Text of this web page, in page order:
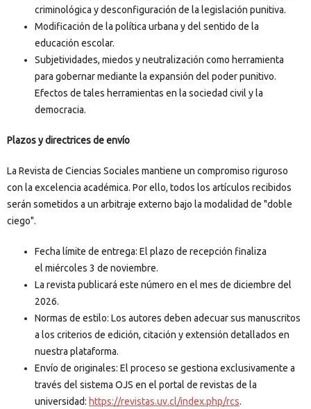
criminológica y desconfiguración de la legislación punitiva.
Modificación de la política urbana y del sentido de la
educación escolar.
Subjetividades, miedos y neutralización como herramienta
para gobernar mediante la expansión del poder punitivo.
Efectos de tales herramientas en la sociedad civil y la
democracia.
Plazos y directrices de envío
La Revista de Ciencias Sociales mantiene un compromiso riguroso
con la excelencia académica. Por ello, todos los artículos recibidos
serán sometidos a un arbitraje externo bajo la modalidad de "doble
ciego".
Fecha límite de entrega: El plazo de recepción finaliza
el miércoles 3 de noviembre.
La revista publicará este número en el mes de diciembre del
2026.
Normas de estilo: Los autores deben adecuar sus manuscritos
a los criterios de edición, citación y extensión detallados en
nuestra plataforma.
Envío de originales: El proceso se gestiona exclusivamente a
través del sistema OJS en el portal de revistas de la
universidad: https://revistas.uv.cl/index.php/rcs.